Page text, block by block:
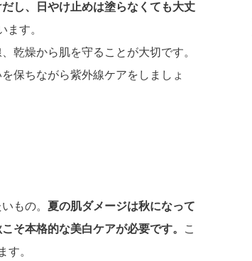
し、日やけ止めは塗らなくても大丈
ます。
乾燥から肌を守ることが大切です。
保ちながら紫外線ケアをしましょ
もの。 夏の肌ダメージは秋になって
そ本格的な美白ケアが必要です。
こ
す。